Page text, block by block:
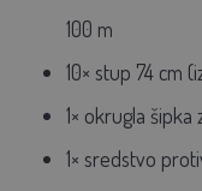
100 m
10× stup 74 cm
1× okrugla šipka
1× sredstvo